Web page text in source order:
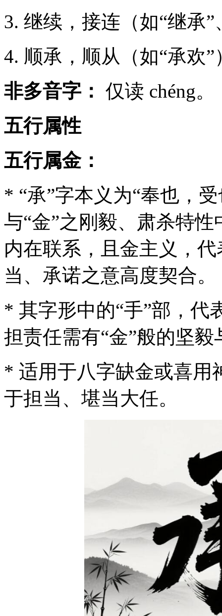
3. 继续，接连（如“继承
4. 顺承，顺从（如“承欢”
非多音字： 仅读 chéng。
五行属性
五行属金：
* “承”字本义为“奉也，
与“金”之刚毅、肃杀特
内在联系，且金主义，
当、承诺之意高度契合。
* 其字形中的“手”部，代
担责任需有“金”般的坚毅
* 适用于八字缺金或喜用
于担当、堪当大任。